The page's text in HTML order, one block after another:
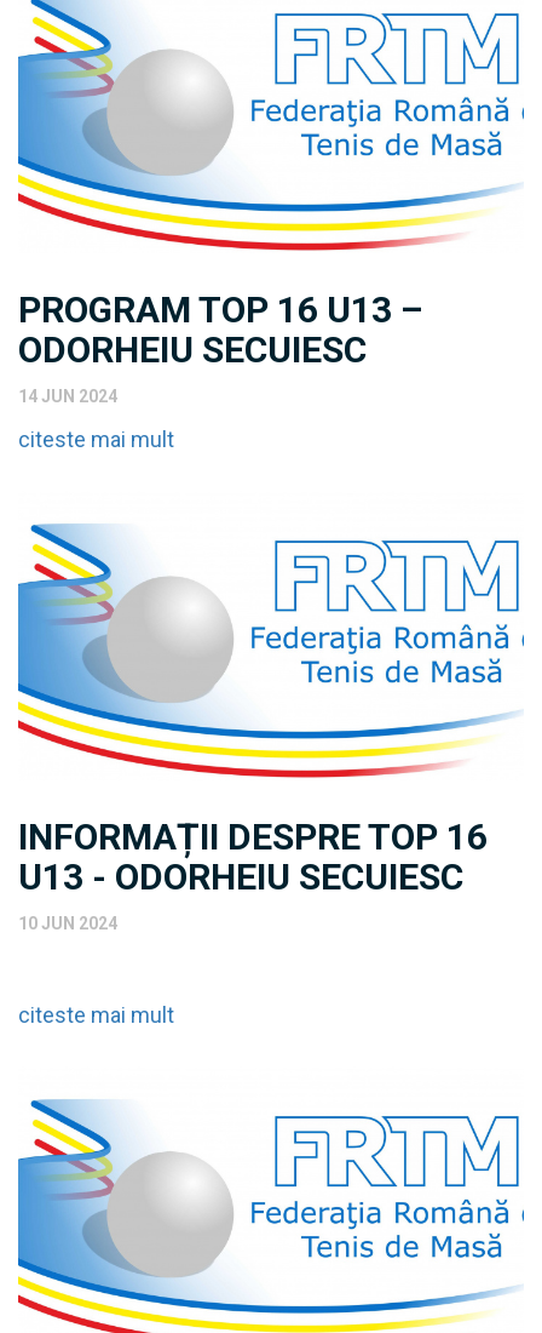
PROGRAM TOP 16 U13 –
ODORHEIU SECUIESC
14 JUN 2024
citeste mai mult
INFORMAȚII DESPRE TOP 16
U13 - ODORHEIU SECUIESC
10 JUN 2024
citeste mai mult